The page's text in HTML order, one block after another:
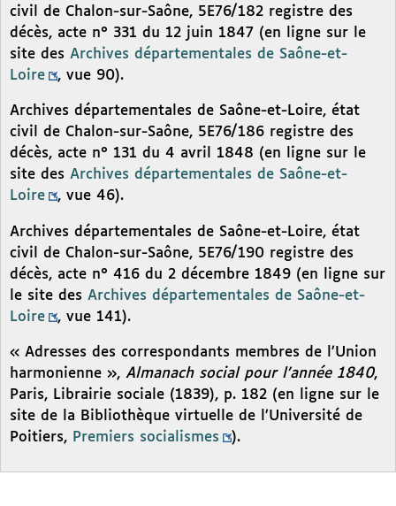
civil de Chalon-sur-Saône, 5E76/182 registre des
décès, acte n° 331 du 12 juin 1847 (en ligne sur le
site des Archives départementales de Saône-et-
Loire
, vue 90).
Archives départementales de Saône-et-Loire, état
civil de Chalon-sur-Saône, 5E76/186 registre des
décès, acte n° 131 du 4 avril 1848 (en ligne sur le
site des Archives départementales de Saône-et-
Loire
, vue 46).
Archives départementales de Saône-et-Loire, état
civil de Chalon-sur-Saône, 5E76/190 registre des
décès, acte n° 416 du 2 décembre 1849 (en ligne sur
le site des Archives départementales de Saône-et-
Loire
, vue 141).
« Adresses des correspondants membres de l’Union
harmonienne », Almanach social pour l’année 1840,
Paris, Librairie sociale (1839), p. 182 (en ligne sur le
site de la Bibliothèque virtuelle de l’Université de
Poitiers, Premiers socialismes ).